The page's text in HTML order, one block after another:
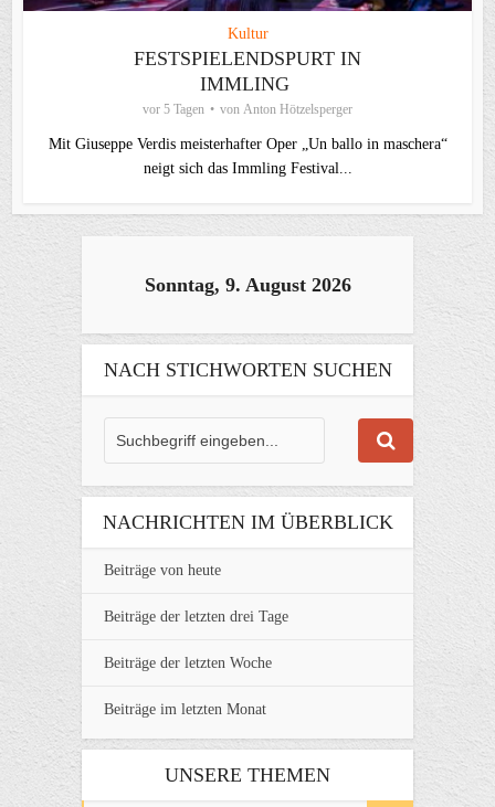
Kultur
FESTSPIELENDSPURT IN
IMMLING
vor 5 Tagen von Anton Hötzelsperger
Mit Giuseppe Verdis meisterhafter Oper „Un ballo in maschera“
neigt sich das Immling Festival...
Sonntag, 9. August 2026
NACH STICHWORTEN SUCHEN
NACHRICHTEN IM ÜBERBLICK
Beiträge von heute
Beiträge der letzten drei Tage
Beiträge der letzten Woche
Beiträge im letzten Monat
UNSERE THEMEN